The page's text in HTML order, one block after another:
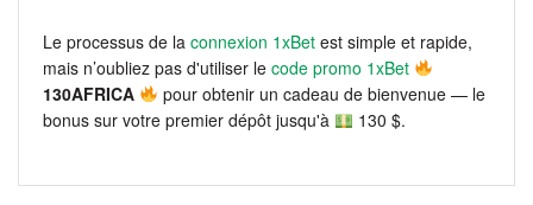
Le processus de la connexion 1xBet est simple et rapide,
mais n’oubliez pas d'utiliser le code promo 1xBet
130AFRICA
pour obtenir un cadeau de bienvenue — le
bonus sur votre premier dépôt jusqu'à
130 $.